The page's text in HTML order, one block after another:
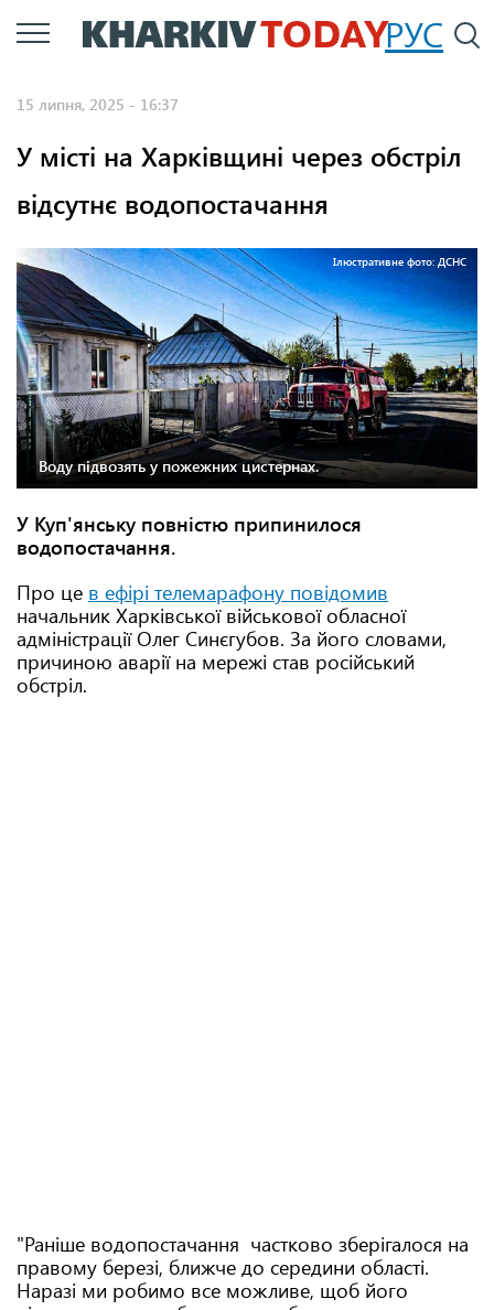
Перейти
до
РУС
15 липня, 2025 - 16:37
У місті на Харківщині через обстріл
відсутнє водопостачання
Ілюстративне фото: ДСНС
Воду підвозять у пожежних цистернах.
У Куп'янську повністю припинилося
водопостачання.
Про це в ефірі телемарафону повідомив
начальник Харківської військової обласної
адміністрації Олег Синєгубов. За його словами,
причиною аварії на мережі став російський
обстріл.
"Раніше водопостачання частково зберігалося на
правому березі, ближче до середини області.
Наразі ми робимо все можливе, щоб його